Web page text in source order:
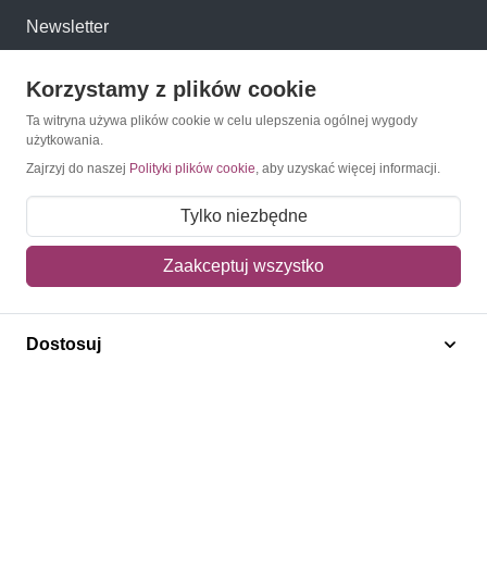
Newsletter
Konto
Moje konto
Mój koszyk
Polecamy
Korzystamy z plików cookie
Ta witryna używa plików cookie w celu ulepszenia ogólnej wygody
użytkowania.
Zajrzyj do naszej Polityki plików cookie, aby uzyskać więcej informacji.
Tylko niezbędne
Zaakceptuj wszystko
Dostosuj